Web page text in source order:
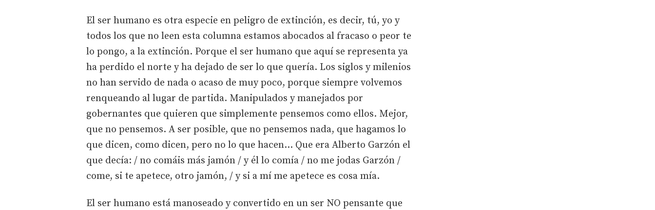
El ser humano es otra especie en peligro de extinción, es decir, tú, yo y
todos los que no leen esta columna estamos abocados al fracaso o peor te
lo pongo, a la extinción. Porque el ser humano que aquí se representa ya
ha perdido el norte y ha dejado de ser lo que quería. Los siglos y milenios
no han servido de nada o acaso de muy poco, porque siempre volvemos
renqueando al lugar de partida. Manipulados y manejados por
gobernantes que quieren que simplemente pensemos como ellos. Mejor,
que no pensemos. A ser posible, que no pensemos nada, que hagamos lo
que dicen, como dicen, pero no lo que hacen… Que era Alberto Garzón el
que decía: / no comáis más jamón / y él lo comía / no me jodas Garzón /
come, si te apetece, otro jamón, / y si a mí me apetece es cosa mía.
El ser humano está manoseado y convertido en un ser NO pensante que